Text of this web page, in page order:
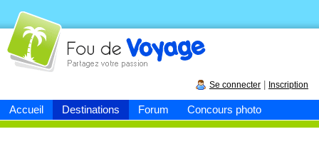
Accueil Destinations Forum Concours photo
Fou devoyage
Se connecter Inscription